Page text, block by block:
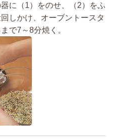
に（1）をのせ、（2）をふ
しかけ、オーブントースタ
で7～8分焼く。